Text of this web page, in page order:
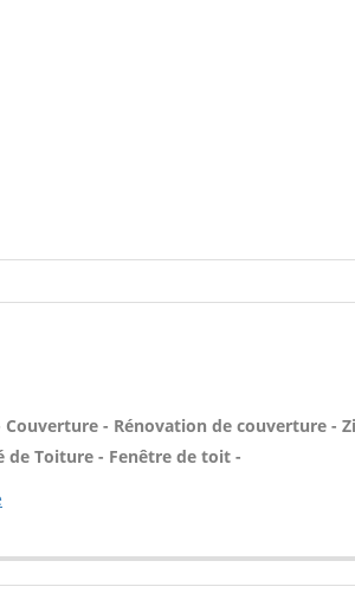
Couverture - Rénovation de couverture -
de Toiture - Fenêtre de toit -